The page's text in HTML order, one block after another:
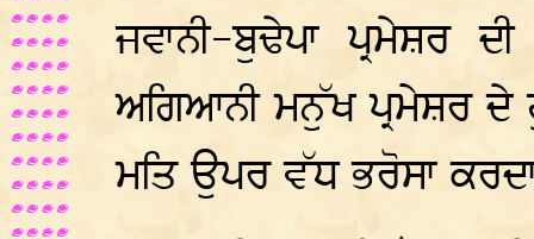
ਜਵਾਨੀ-ਬੁਢੇਪਾ ਪ੍ਰਮੇਸ਼ਰ
ਅਗਿਆਨੀ ਮਨੁੱਖ ਪ੍ਰਮੇਸ਼ਰ
ਮਤਿ ਉਪਰ ਵੱਧ ਭਰੋਸਾ